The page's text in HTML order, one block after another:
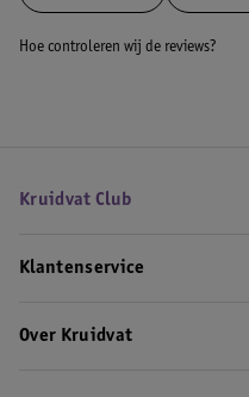
Hoe controleren wij de reviews?
Kruidvat Club
Klantenservice
Over Kruidvat